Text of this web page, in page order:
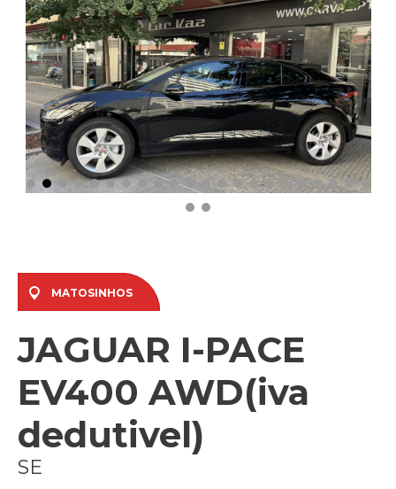
MATOSINHOS
JAGUAR I-PACE
EV400 AWD(iva
dedutivel)
SE